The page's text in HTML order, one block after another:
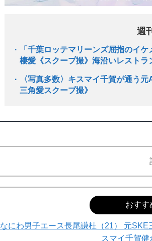
週
「千葉ロッテマリーンズ屈指のイ
棲愛《スクープ撮》海沿いレスト
〈写真多数〉キスマイ千賀が通う
三角愛スクープ撮》
おすす
なにわ男子エース長尾謙杜（21） 元SKE
スマイ千賀